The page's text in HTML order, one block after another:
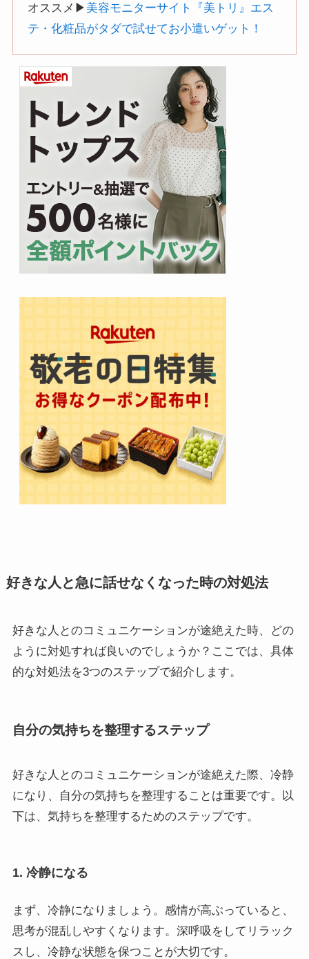
オススメ▶︎ 美容モニターサイト『美トリ』エス
テ・化粧品がタダで試せてお小遣いゲット！
好きな人と急に話せなくなった時の対処法
好きな人とのコミュニケーションが途絶えた時、どの
ように対処すれば良いのでしょうか？ここでは、具体
的な対処法を3つのステップで紹介します。
自分の気持ちを整理するステップ
好きな人とのコミュニケーションが途絶えた際、冷静
になり、自分の気持ちを整理することは重要です。以
下は、気持ちを整理するためのステップです。
1. 冷静になる
まず、冷静になりましょう。感情が高ぶっていると、
思考が混乱しやすくなります。深呼吸をしてリラック
スし、冷静な状態を保つことが大切です。